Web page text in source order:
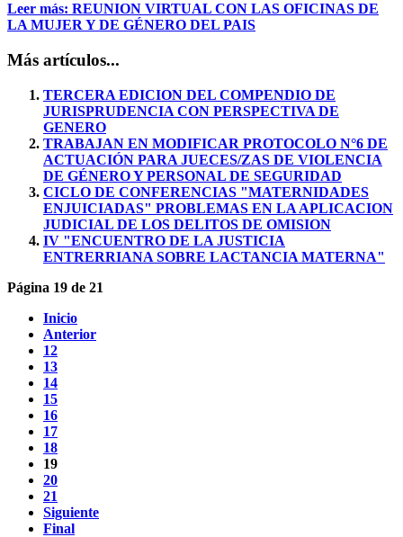
Leer más: REUNION VIRTUAL CON LAS OFICINAS DE
LA MUJER Y DE GÉNERO DEL PAIS
Más artículos...
TERCERA EDICION DEL COMPENDIO DE
JURISPRUDENCIA CON PERSPECTIVA DE
GENERO
TRABAJAN EN MODIFICAR PROTOCOLO N°6 DE
ACTUACIÓN PARA JUECES/ZAS DE VIOLENCIA
DE GÉNERO Y PERSONAL DE SEGURIDAD
CICLO DE CONFERENCIAS "MATERNIDADES
ENJUICIADAS" PROBLEMAS EN LA APLICACION
JUDICIAL DE LOS DELITOS DE OMISION
IV "ENCUENTRO DE LA JUSTICIA
ENTRERRIANA SOBRE LACTANCIA MATERNA"
Página 19 de 21
Inicio
Anterior
12
13
14
15
16
17
18
19
20
21
Siguiente
Final